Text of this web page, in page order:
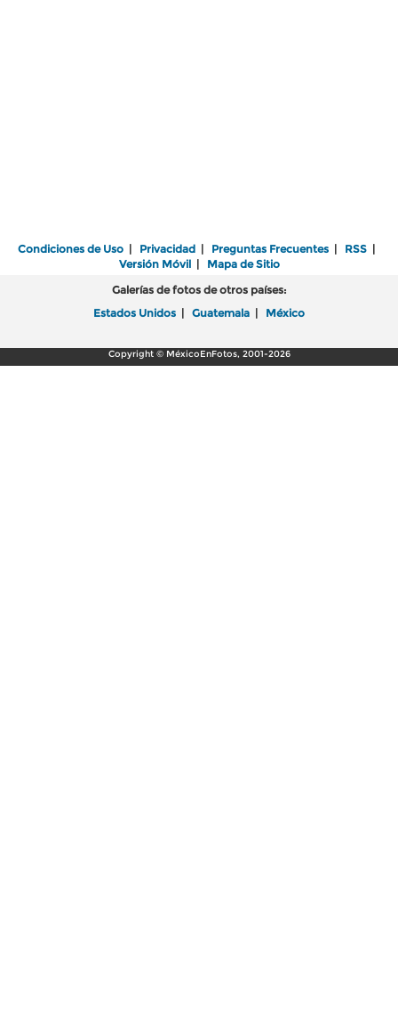
Condiciones de Uso | Privacidad | Preguntas Frecuentes | RSS |
Versión Móvil| Mapa de Sitio
Galerías de fotos de otros países:
Estados Unidos | Guatemala | México
Copyright © MéxicoEnFotos, 2001-2026